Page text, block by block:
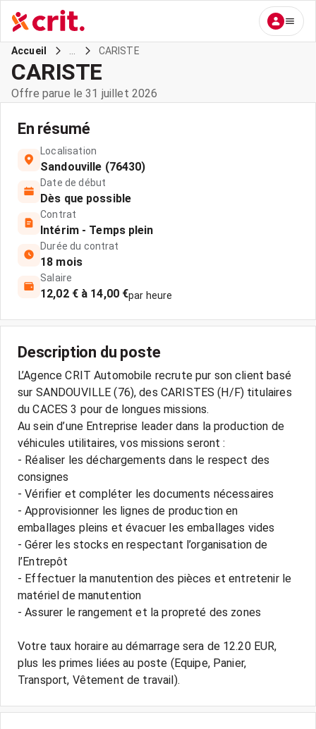
Accueil CARISTE
CARISTE
Offre parue le 31 juillet 2026
En résumé
Localisation
Sandouville (76430)
Date de début
Dès que possible
Contrat
Intérim - Temps plein
Durée du contrat
18 mois
Salaire
12,02 € à 14,00 €par heure
Description du poste
L’Agence CRIT Automobile recrute pur son client basé
sur SANDOUVILLE (76), des CARISTES (H/F) titulaires
du CACES 3 pour de longues missions.
Au sein d’une Entreprise leader dans la production de
véhicules utilitaires, vos missions seront :
- Réaliser les déchargements dans le respect des
consignes
- Vérifier et compléter les documents nécessaires
- Approvisionner les lignes de production en
emballages pleins et évacuer les emballages vides
- Gérer les stocks en respectant l’organisation de
l’Entrepôt
- Effectuer la manutention des pièces et entretenir le
matériel de manutention
- Assurer le rangement et la propreté des zones
Votre taux horaire au démarrage sera de 12.20 EUR,
plus les primes liées au poste (Equipe, Panier,
Transport, Vêtement de travail).